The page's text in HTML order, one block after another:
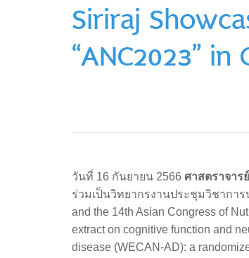
Siriraj
“ANC2023” in
วันที่ 16 กันยายน 2566 ศาสตราจาร
ร่วมเป็นวิทยากรงานประชุมวิชาการ
and the 14th Asian Congress of
extract on cognitive function and
disease (WECAN-AD): a